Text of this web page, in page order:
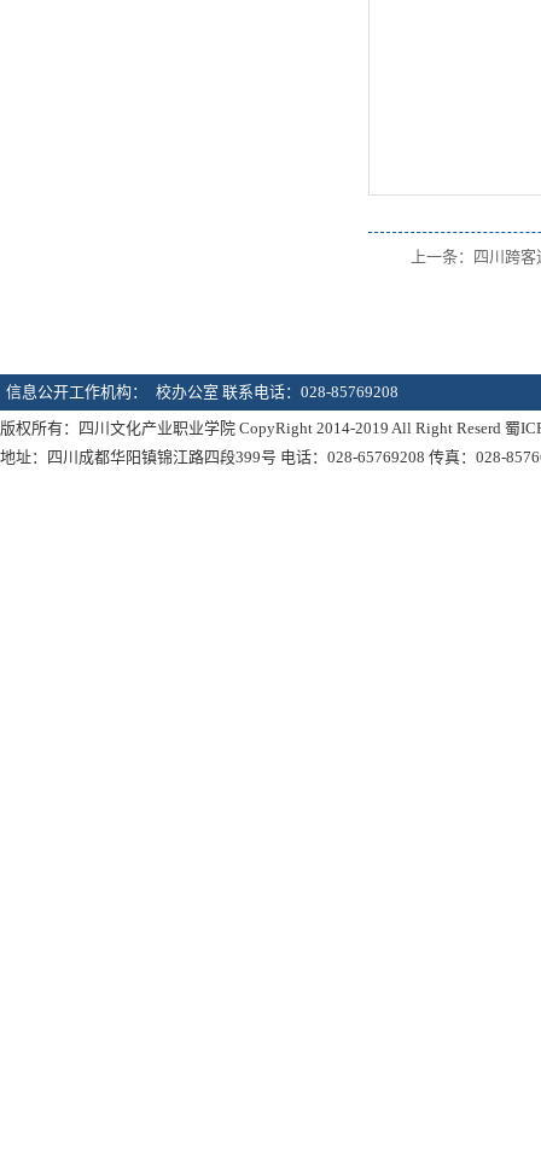
上一条： 四川跨
信息公开工作机构：
校办公室 联系电话：028-85769208
版权所有：四川文化产业职业学院 CopyRight 2014-2019 All Right Reserd 蜀
地址：四川成都华阳镇锦江路四段399号 电话：028-65769208 传真：028-